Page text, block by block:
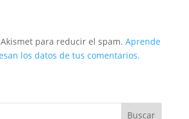
para reducir el spam. Aprende
los datos de tus comentarios.